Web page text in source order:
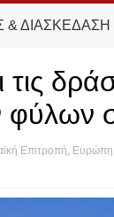
& ΔΙΑΣΚΕΔΑΣΗ
φύλων
Επιτροπή Ευρώπη